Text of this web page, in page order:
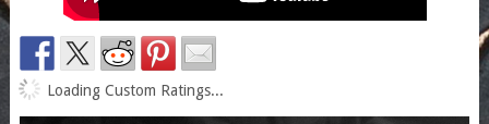
Loading Custom Ratings...